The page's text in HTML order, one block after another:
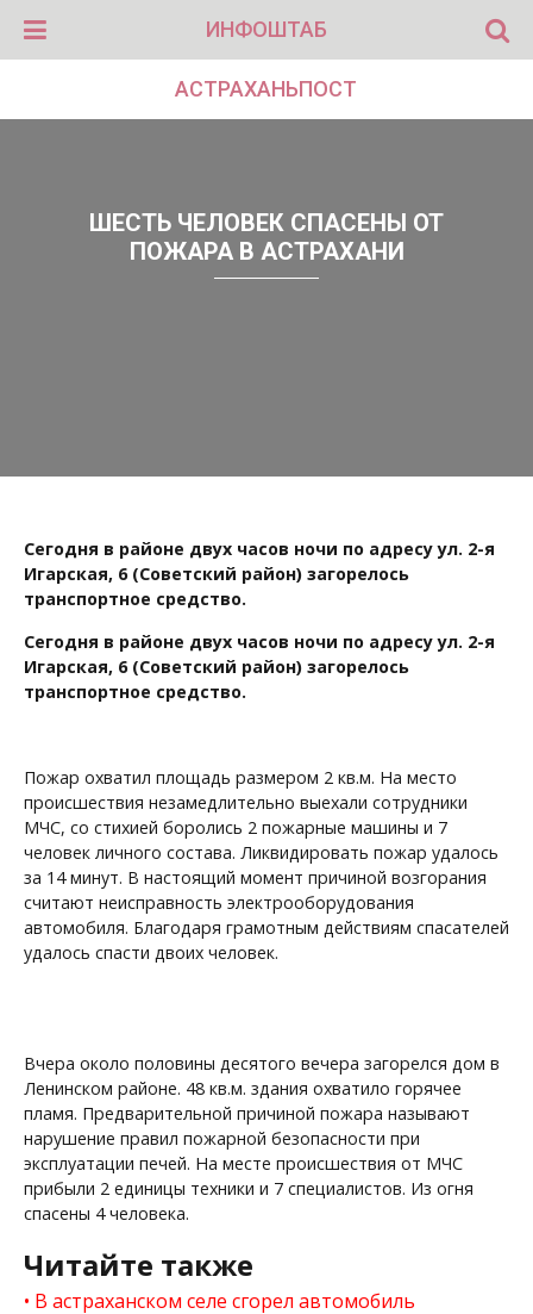
ИНФОШТАБ
АСТРАХАНЬПОСТ
ШЕСТЬ ЧЕЛОВЕК СПАСЕНЫ ОТ
ПОЖАРА В АСТРАХАНИ
Сегодня в районе двух часов ночи по адресу ул. 2-я
Игарская, 6 (Советский район) загорелось
транспортное средство.
Сегодня в районе двух часов ночи по адресу ул. 2-я
Игарская, 6 (Советский район) загорелось
транспортное средство.
Пожар охватил площадь размером 2 кв.м. На место
происшествия незамедлительно выехали сотрудники
МЧС, со стихией боролись 2 пожарные машины и 7
человек личного состава. Ликвидировать пожар удалось
за 14 минут. В настоящий момент причиной возгорания
считают неисправность электрооборудования
автомобиля. Благодаря грамотным действиям спасателей
удалось спасти двоих человек.
Вчера около половины десятого вечера загорелся дом в
Ленинском районе. 48 кв.м. здания охватило горячее
пламя. Предварительной причиной пожара называют
нарушение правил пожарной безопасности при
эксплуатации печей. На месте происшествия от МЧС
прибыли 2 единицы техники и 7 специалистов. Из огня
спасены 4 человека.
Читайте также
В астраханском селе сгорел автомобиль